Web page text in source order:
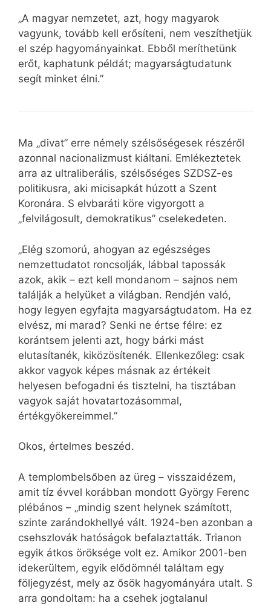
„A magyar nemzetet, azt, hogy magyarok
vagyunk, tovább kell erősíteni, nem veszíthetjük
el szép hagyományainkat. Ebből meríthetünk
erőt, kaphatunk példát; magyarságtudatunk
segít minket élni.”
Ma „divat” erre némely szélsőségesek részéről
azonnal nacionalizmust kiáltani. Emlékeztetek
arra az ultraliberális, szélsőséges SZDSZ-es
politikusra, aki micisapkát húzott a Szent
Koronára. S elvbaráti köre vigyorgott a
„felvilágosult, demokratikus” cselekedeten.
„Elég szomorú, ahogyan az egészséges
nemzettudatot roncsolják, lábbal tapossák
azok, akik – ezt kell mondanom – sajnos nem
találják a helyüket a világban. Rendjén való,
hogy legyen egyfajta magyarságtudatom. Ha ez
elvész, mi marad? Senki ne értse félre: ez
korántsem jelenti azt, hogy bárki mást
elutasítanék, kiközösítenék. Ellenkezőleg: csak
akkor vagyok képes másnak az értékeit
helyesen befogadni és tisztelni, ha tisztában
vagyok saját hovatartozásommal,
értékgyökereimmel.”
Okos, értelmes beszéd.
A templombelsőben az üreg – visszaidézem,
amit tíz évvel korábban mondott György Ferenc
plébános – „mindig szent helynek számított,
szinte zarándokhellyé vált. 1924-ben azonban a
csehszlovák hatóságok befalaztatták. Trianon
egyik átkos öröksége volt ez. Amikor 2001-ben
idekerültem, egyik elődömnél találtam egy
följegyzést, mely az ősök hagyományára utalt. S
arra gondoltam: ha a csehek jogtalanul